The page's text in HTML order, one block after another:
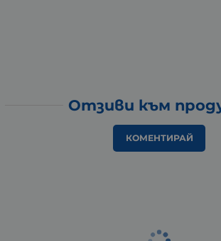
Отзиви към
КОМЕНТИРАЙ